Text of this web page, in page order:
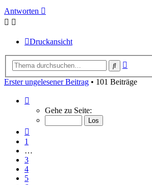
Antworten
Druckansicht
Suche
Erster ungelesener Beitrag • 101 Beiträge
von
Gehe zu Seite:
1
…
3
4
5